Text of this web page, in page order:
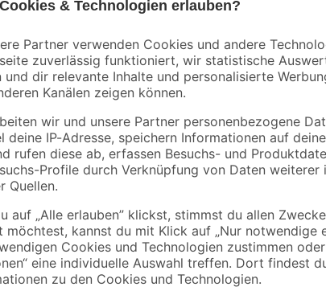
alfer
2 x 0,4 cm
5,79€
alfer
3,5 x 0,6 cm
11,99 €
Die Firma Alfer als Ihr
Walzblech. Es eignet sich
sowie zur Verwendung als
warmgewalzt, sodass er bei
verformen ist. Das Blech ist 1 m